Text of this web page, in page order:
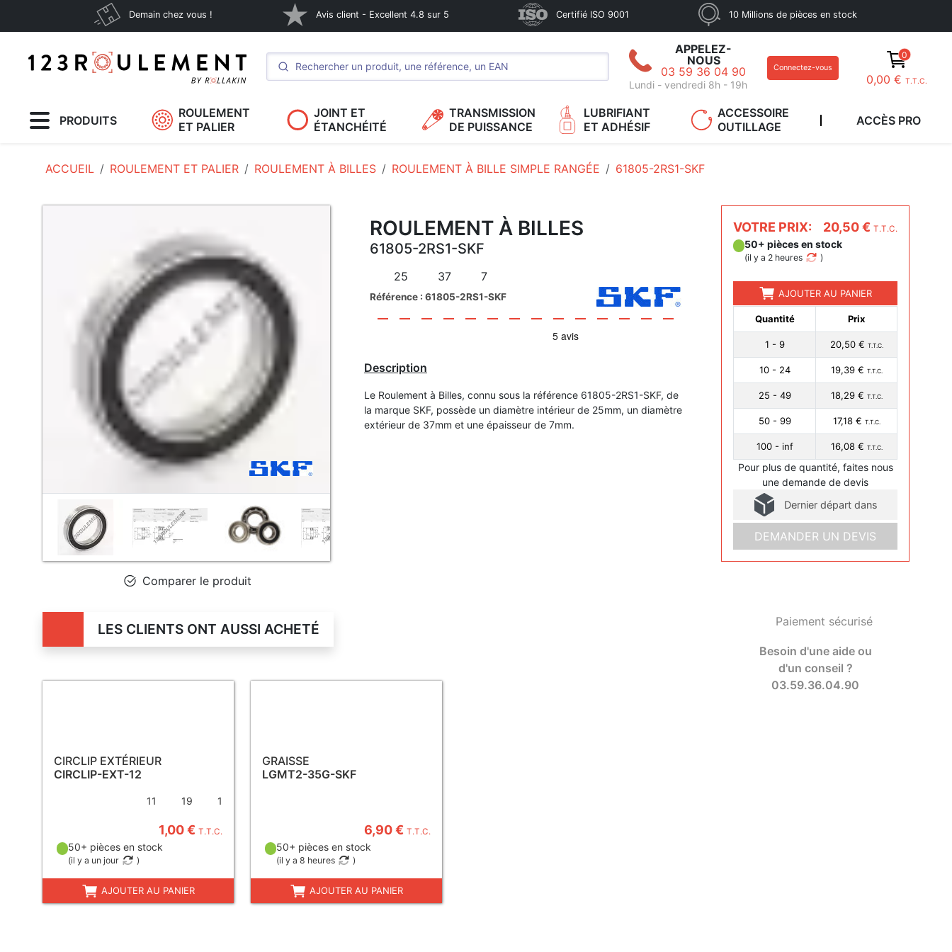
Demain chez vous ! Avis client - Excellent 4.8 sur 5 Certifié ISO 9001 10 Millions de pièces en stock
APPELEZ-
NOUS
03 59 36 04 90
Lundi - vendredi 8h - 19h
Connectez-vous
0
0,00 € T.T.C.
PRODUITS
ROULEMENT
ET PALIER
JOINT ET
ÉTANCHÉITÉ
TRANSMISSION
DE PUISSANCE
LUBRIFIANT
ET ADHÉSIF
ACCESSOIRE
OUTILLAGE
ACCÈS PRO
ACCUEIL ROULEMENT ET PALIER ROULEMENT À BILLES ROULEMENT À BILLE SIMPLE RANGÉE 61805-2RS1-SKF
Comparer le produit
ROULEMENT À BILLES
61805-2RS1-SKF
25 37 7
Référence : 61805-2RS1-SKF
Description
Le Roulement à Billes, connu sous la référence 61805-2RS1-SKF, de
la marque SKF, possède un diamètre intérieur de 25mm, un diamètre
extérieur de 37mm et une épaisseur de 7mm.
VOTRE PRIX: 20,50 € T.T.C.
50+ pièces en stock
(il y a 2 heures )
AJOUTER AU PANIER
Quantité Prix
1 - 9 20,50 € T.T.C.
10 - 24 19,39 € T.T.C.
25 - 49 18,29 € T.T.C.
50 - 99 17,18 € T.T.C.
100 - inf 16,08 € T.T.C.
Pour plus de quantité, faites nous
une demande de devis
Dernier départ dans
DEMANDER UN DEVIS
Paiement sécurisé
Besoin d'une aide ou
d'un conseil ?
03.59.36.04.90
LES CLIENTS ONT AUSSI ACHETÉ
CIRCLIP EXTÉRIEUR
CIRCLIP-EXT-12
11 19 1
1,00 € T.T.C.
50+ pièces en stock
(il y a un jour )
AJOUTER AU PANIER
GRAISSE
LGMT2-35G-SKF
6,90 € T.T.C.
50+ pièces en stock
(il y a 8 heures )
AJOUTER AU PANIER